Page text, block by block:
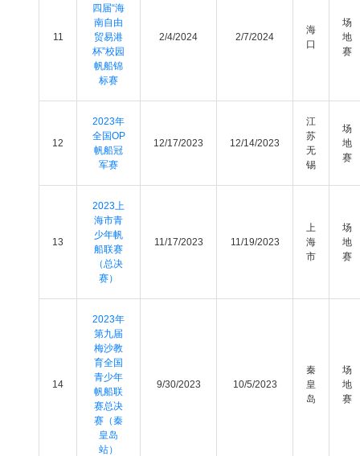
11
四届“海
南自由
贸易港
杯”校园
帆船锦
标赛
2/4/2024 2/7/2024
海
口
场
地
赛
12
2023年
全国OP
帆船冠
军赛
12/17/2023 12/14/2023
江
苏
无
锡
场
地
赛
13
2023上
海市青
少年帆
船联赛
（总决
赛）
11/17/2023 11/19/2023
上
海
市
场
地
赛
14
2023年
第九届
梅沙教
育全国
青少年
帆船联
赛总决
赛（秦
皇岛
站）
9/30/2023 10/5/2023
秦
皇
岛
场
地
赛